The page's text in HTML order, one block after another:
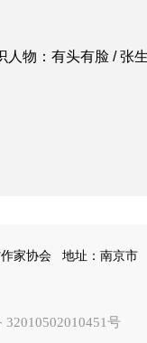
人物：有头有脸 / 张
家协会
地址：南京市
32010502010451号